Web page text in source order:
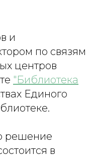
и
по связям
центров
"Библиотека
Единого
решение
в